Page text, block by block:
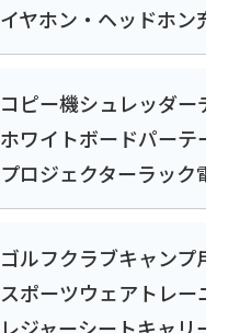
イヤホン・ヘッドホン充
コピー機シュレッダーデ
ホワイトボードパーテー
プロジェクターラック電
ゴルフクラブキャンプ用
スポーツウェア トレーニ